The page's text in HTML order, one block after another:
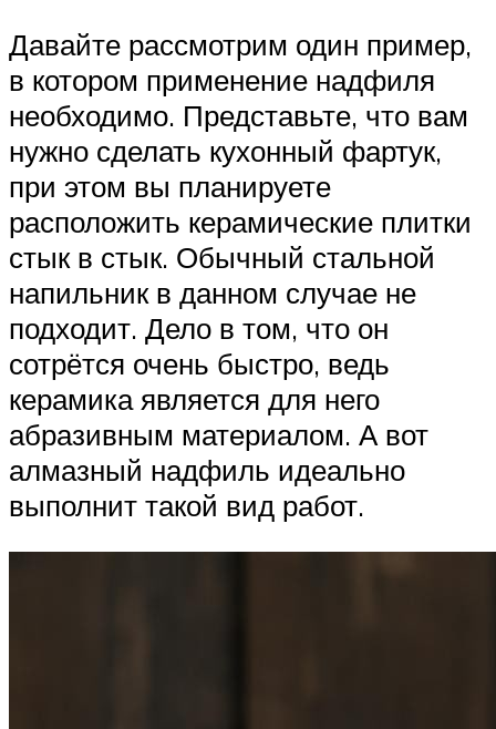
Давайте рассмотрим один пример,
в котором применение надфиля
необходимо. Представьте, что вам
нужно сделать кухонный фартук,
при этом вы планируете
расположить керамические плитки
стык в стык. Обычный стальной
напильник в данном случае не
подходит. Дело в том, что он
сотрётся очень быстро, ведь
керамика является для него
абразивным материалом. А вот
алмазный надфиль идеально
выполнит такой вид работ.